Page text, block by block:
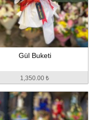
Gül Buketi
1,350.00 ₺